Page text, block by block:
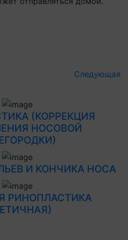
Следующая
(КОРРЕКЦИЯ
НОСОВОЙ
И КОНЧИКА НОСА
РИНОПЛАСТИКА